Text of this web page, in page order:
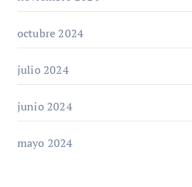
octubre 2024
julio 2024
junio 2024
mayo 2024